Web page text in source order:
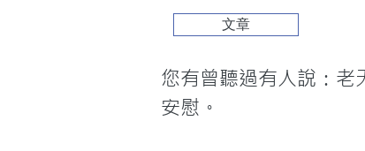
文章
您有曾聽過有人說：老
安慰。